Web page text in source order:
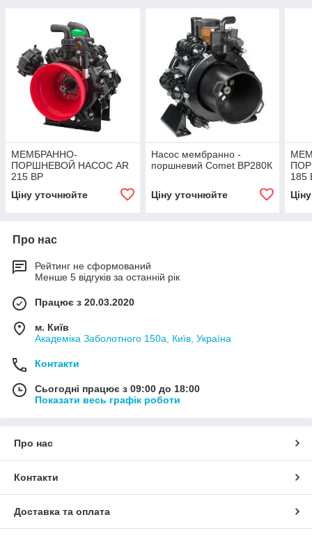
МЕМБРАННО-
ПОРШНЕВОЙ НАСОС AR
215 BP
Ціну уточнюйте
Насос мембранно -
поршневий Comet ВР280К
Ціну уточнюйте
185
Про нас
Рейтинг не сформований
Менше 5 відгуків за останній рік
Працює з 20.03.2020
м. Київ
Академіка Заболотного 150а, Київ, Україна
Контакти
Сьогодні працює з 09:00 до 18:00
Показати весь графік роботи
Про нас
Контакти
Доставка та оплата